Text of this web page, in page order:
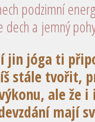
podzimní
dech a jemný
jin jóga ti
stále tvořit,
ale že i
mají